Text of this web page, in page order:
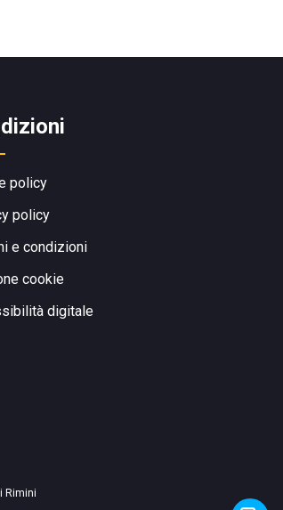
policy
policy
e condizioni
cookie
digitale
Rimini